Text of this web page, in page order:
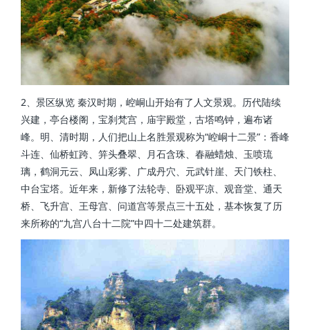
2、景区纵览 秦汉时期，崆峒山开始有了人文景观。历代陆续
兴建，亭台楼阁，宝刹梵宫，庙宇殿堂，古塔鸣钟，遍布诸
峰。明、清时期，人们把山上名胜景观称为“崆峒十二景”：香峰
斗连、仙桥虹跨、笄头叠翠、月石含珠、春融蜡烛、玉喷琉
璃，鹤洞元云、凤山彩雾、广成丹穴、元武针崖、天门铁柱、
中台宝塔。近年来，新修了法轮寺、卧观平凉、观音堂、通天
桥、飞升宫、王母宫、问道宫等景点三十五处，基本恢复了历
来所称的“九宫八台十二院”中四十二处建筑群。